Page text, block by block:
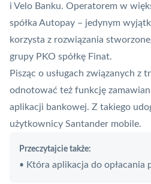
i Velo Banku. Operatorem w
spółka Autopay – jedynym
korzysta z rozwiązania
grupy PKO spółkę Finat.
Pisząc o usługach związanych z
odnotować też funkcję
aplikacji bankowej. Z takiego
użytkownicy Santander mobile.
Przeczytajcie także:
• Która aplikacja do opłacania